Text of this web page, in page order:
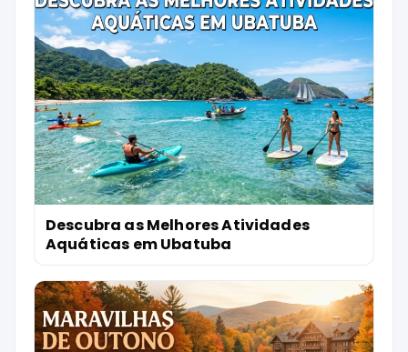
Descubra as Melhores Atividades
Aquáticas em Ubatuba